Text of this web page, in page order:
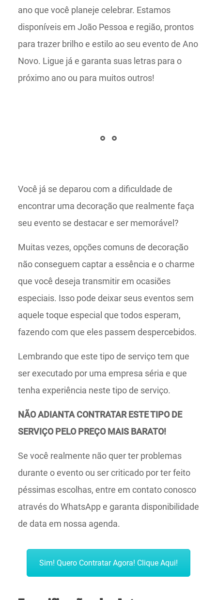
ano que você planeje celebrar. Estamos
disponíveis em João Pessoa e região, prontos
para trazer brilho e estilo ao seu evento de Ano
Novo. Ligue já e garanta suas letras para o
próximo ano ou para muitos outros!
Você já se deparou com a dificuldade de
encontrar uma decoração que realmente faça
seu evento se destacar e ser memorável?
Muitas vezes, opções comuns de decoração
não conseguem captar a essência e o charme
que você deseja transmitir em ocasiões
especiais. Isso pode deixar seus eventos sem
aquele toque especial que todos esperam,
fazendo com que eles passem despercebidos.
Lembrando que este tipo de serviço tem que
ser executado por uma empresa séria e que
tenha experiência neste tipo de serviço.
NÃO ADIANTA CONTRATAR ESTE TIPO DE
SERVIÇO PELO PREÇO MAIS BARATO!
Se você realmente não quer ter problemas
durante o evento ou ser criticado por ter feito
péssimas escolhas, entre em contato conosco
através do WhatsApp e garanta disponibilidade
de data em nossa agenda.
Sim! Quero Contratar Agora! Clique Aqui!